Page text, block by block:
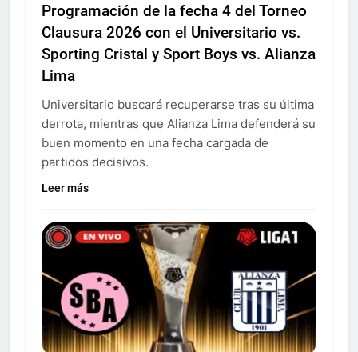
Programación de la fecha 4 del Torneo
Clausura 2026 con el Universitario vs.
Sporting Cristal y Sport Boys vs. Alianza
Lima
Universitario buscará recuperarse tras su última
derrota, mientras que Alianza Lima defenderá su
buen momento en una fecha cargada de
partidos decisivos.
Leer más